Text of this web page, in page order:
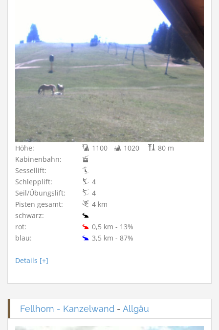
Höhe: 1100 1020
80 m
Kabinenbahn:
Sessellift:
Schlepplift:
4
Seil/Übungslift:
4
Pisten gesamt:
4 km
schwarz:
rot:
0,5 km - 13%
blau:
3,5 km - 87%
Details [+]
Fellhorn - Kanzelwand - Allgäu